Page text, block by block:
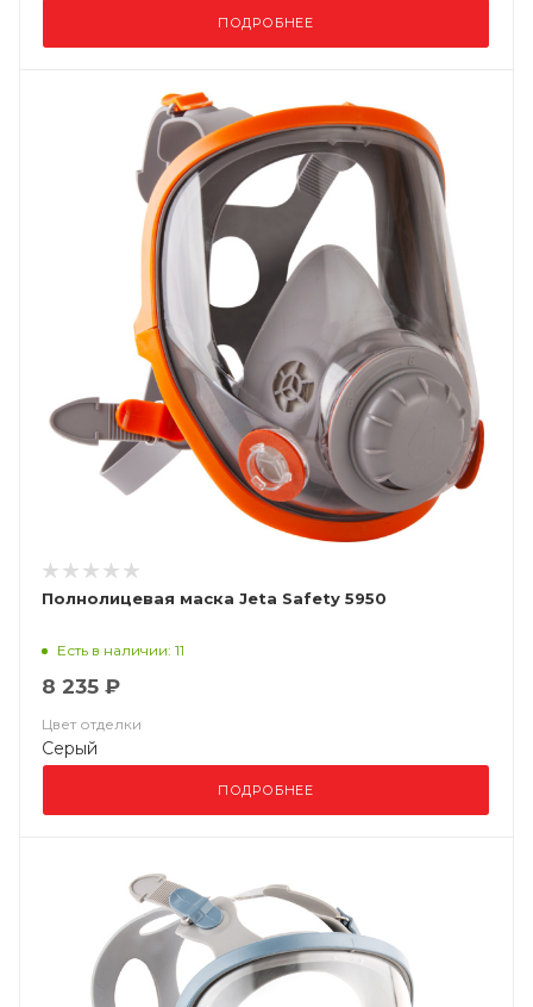
ПОДРОБНЕЕ
Полнолицевая маска Jeta Safety 5950
Есть в наличии: 11
8 235 ₽
Цвет отделки
Серый
ПОДРОБНЕЕ